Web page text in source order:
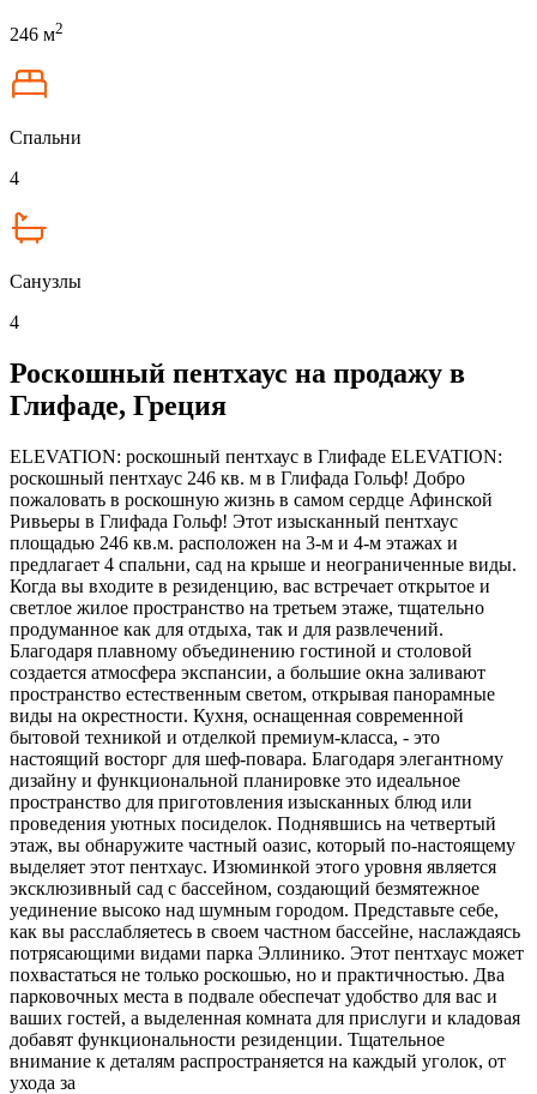
246 м2
Спальни
4
Санузлы
4
Роскошный пентхаус на продажу в
Глифаде, Греция
ELEVATION: роскошный пентхаус в Глифаде ELEVATION:
роскошный пентхаус 246 кв. м в Глифада Гольф! Добро
пожаловать в роскошную жизнь в самом сердце Афинской
Ривьеры в Глифада Гольф! Этот изысканный пентхаус
площадью 246 кв.м. расположен на 3-м и 4-м этажах и
предлагает 4 спальни, сад на крыше и неограниченные виды.
Когда вы входите в резиденцию, вас встречает открытое и
светлое жилое пространство на третьем этаже, тщательно
продуманное как для отдыха, так и для развлечений.
Благодаря плавному объединению гостиной и столовой
создается атмосфера экспансии, а большие окна заливают
пространство естественным светом, открывая панорамные
виды на окрестности. Кухня, оснащенная современной
бытовой техникой и отделкой премиум-класса, - это
настоящий восторг для шеф-повара. Благодаря элегантному
дизайну и функциональной планировке это идеальное
пространство для приготовления изысканных блюд или
проведения уютных посиделок. Поднявшись на четвертый
этаж, вы обнаружите частный оазис, который по-настоящему
выделяет этот пентхаус. Изюминкой этого уровня является
эксклюзивный сад с бассейном, создающий безмятежное
уединение высоко над шумным городом. Представьте себе,
как вы расслабляетесь в своем частном бассейне, наслаждаясь
потрясающими видами парка Эллинико. Этот пентхаус может
похвастаться не только роскошью, но и практичностью. Два
парковочных места в подвале обеспечат удобство для вас и
ваших гостей, а выделенная комната для прислуги и кладовая
добавят функциональности резиденции. Тщательное
внимание к деталям распространяется на каждый уголок, от
ухода за